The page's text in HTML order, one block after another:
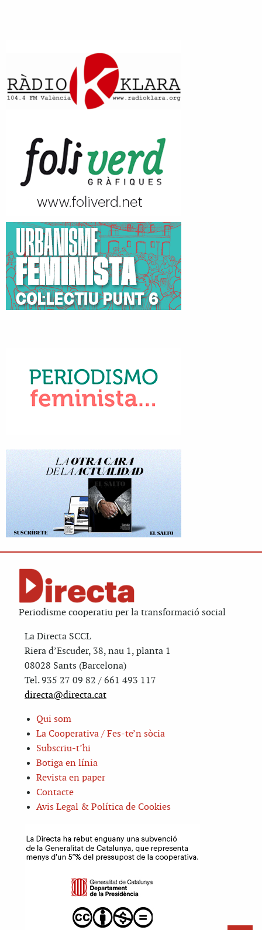
Periodisme cooperatiu per la transformació social
La Directa SCCL
Riera d’Escuder, 38, nau 1, planta 1
08028 Sants (Barcelona)
Tel. 935 27 09 82 / 661 493 117
directa@directa.cat
Qui som
La Cooperativa / Fes-te’n sòcia
Subscriu-t’hi
Botiga en línia
Revista en paper
Contacte
Avis Legal & Política de Cookies